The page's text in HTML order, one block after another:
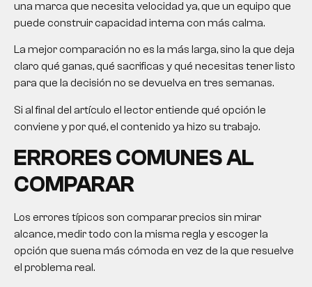
una marca que necesita velocidad ya, que un equipo que
puede construir capacidad interna con más calma.
La mejor comparación no es la más larga, sino la que deja
claro qué ganas, qué sacrificas y qué necesitas tener listo
para que la decisión no se devuelva en tres semanas.
Si al final del artículo el lector entiende qué opción le
conviene y por qué, el contenido ya hizo su trabajo.
ERRORES COMUNES AL
COMPARAR
Los errores típicos son comparar precios sin mirar
alcance, medir todo con la misma regla y escoger la
opción que suena más cómoda en vez de la que resuelve
el problema real.